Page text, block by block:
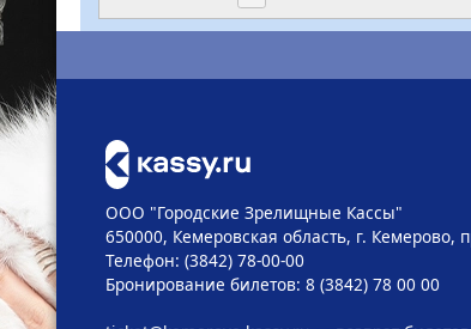
ООО "Городские Зрелищные Кассы"
650000, Кемеровская область, г. Кемерово,
Телефон: (3842) 78-00-00
Бронирование билетов: 8 (3842) 78 00 00